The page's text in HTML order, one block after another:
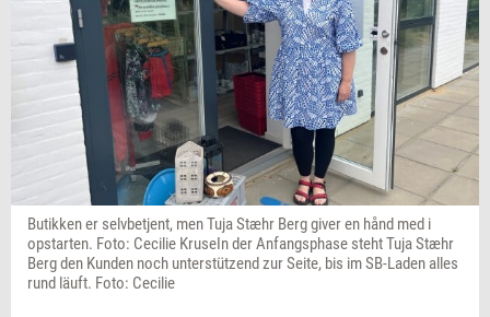
Butikken er selvbetjent, men Tuja Stæhr Berg giver en hånd med i
opstarten. Foto: Cecilie KruseIn der Anfangsphase steht Tuja Stæhr
Berg den Kunden noch unterstützend zur Seite, bis im SB-Laden alles
rund läuft. Foto: Cecilie